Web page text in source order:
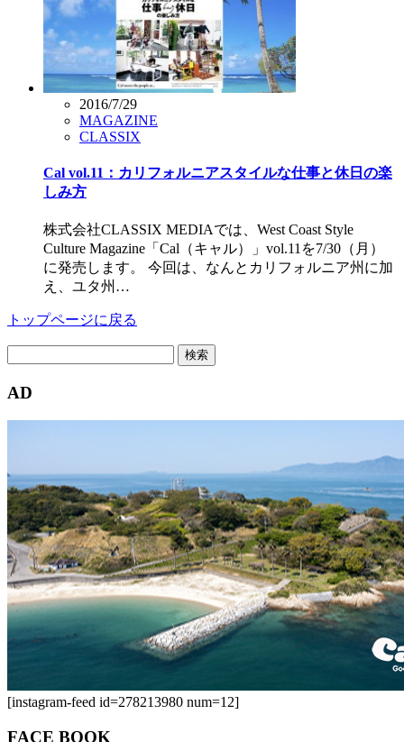
2016/7/29
MAGAZINE
CLASSIX
Cal vol.11：カリフォルニアスタイルな仕事と休日の楽
しみ方
株式会社CLASSIX MEDIAでは、West Coast Style
Culture Magazine「Cal（キャル）」vol.11を7/30（月）
に発売します。 今回は、なんとカリフォルニア州に加
え、ユタ州…
トップページに戻る
AD
[instagram-feed id=278213980 num=12]
FACE BOOK